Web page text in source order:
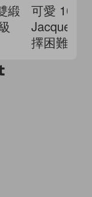
緞
可愛
擇困難的